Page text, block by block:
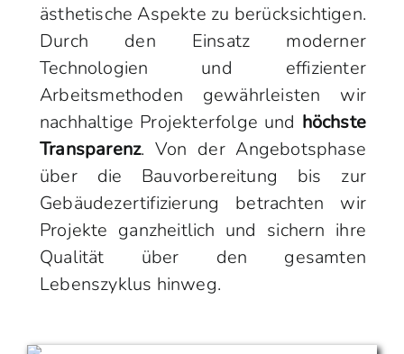
ästhetische Aspekte zu berücksichtigen.
Durch den Einsatz moderner
Technologien und effizienter
Arbeitsmethoden gewährleisten wir
nachhaltige Projekterfolge und höchste
Transparenz. Von der Angebotsphase
über die Bauvorbereitung bis zur
Gebäudezertifizierung betrachten wir
Projekte ganzheitlich und sichern ihre
Qualität über den gesamten
Lebenszyklus hinweg.